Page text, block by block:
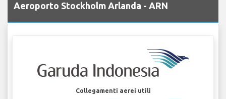
Aeroporto Stockholm Arlanda - ARN
Collegamenti aerei utili